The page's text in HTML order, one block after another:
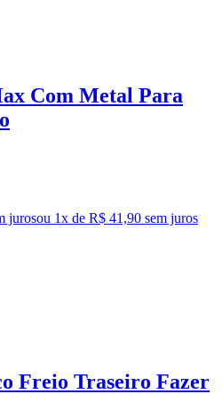
Com Metal Para
jurosou 1x de R$ 41,90 sem juros
Freio Traseiro Fazer